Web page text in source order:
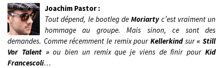
Joachim Pastor :
Tout dépend, le bootleg deMoriartyc’est vraiment un
hommage au groupe. Mais sinon, ce sont des
demandes. Comme récemment le remix pour Kellerkindsur« Still
Vor Talent »ou bien un remix que je viens de finir pourKid
Francescoli…